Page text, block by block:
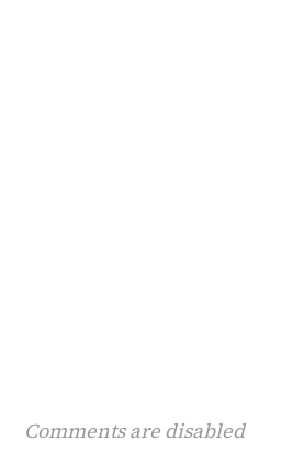
Comments are disabled